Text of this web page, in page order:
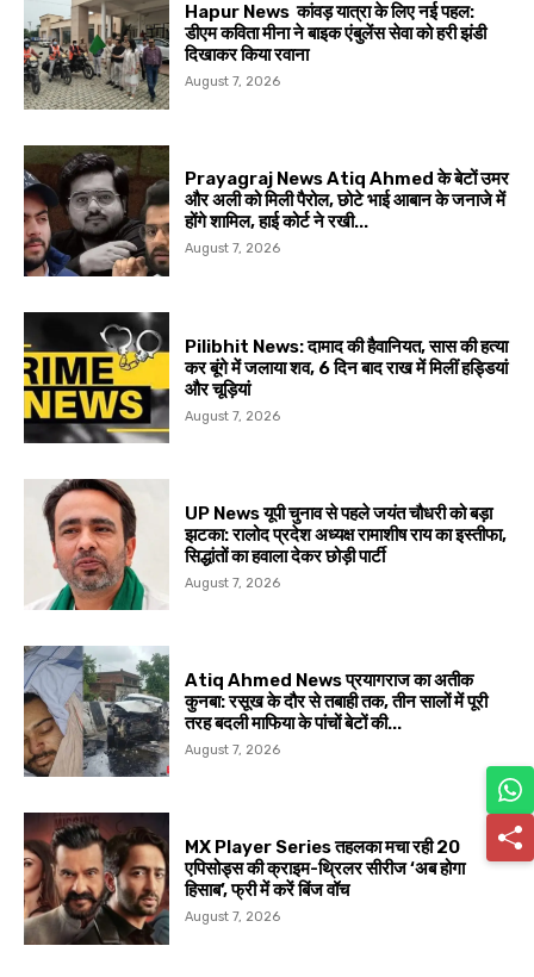
Hapur News कांवड़ यात्रा के लिए नई पहल:
डीएम कविता मीना ने बाइक एंबुलेंस सेवा को हरी झंडी
दिखाकर किया रवाना
August 7, 2026
Prayagraj News Atiq Ahmed के बेटों उमर
और अली को मिली पैरोल, छोटे भाई आबान के जनाजे में
होंगे शामिल, हाई कोर्ट ने रखी...
August 7, 2026
Pilibhit News: दामाद की हैवानियत, सास की हत्या
कर बूंगे में जलाया शव, 6 दिन बाद राख में मिलीं हड्डियां
और चूड़ियां
August 7, 2026
UP News यूपी चुनाव से पहले जयंत चौधरी को बड़ा
झटका: रालोद प्रदेश अध्यक्ष रामाशीष राय का इस्तीफा,
सिद्धांतों का हवाला देकर छोड़ी पार्टी
August 7, 2026
Atiq Ahmed News प्रयागराज का अतीक
कुनबा: रसूख के दौर से तबाही तक, तीन सालों में पूरी
तरह बदली माफिया के पांचों बेटों की...
August 7, 2026
MX Player Series तहलका मचा रही 20
एपिसोड्स की क्राइम-थ्रिलर सीरीज ‘अब होगा
हिसाब’, फ्री में करें बिंज वॉच
August 7, 2026